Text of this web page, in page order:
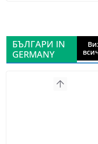
БЪЛГАРИ IN
GERMANY